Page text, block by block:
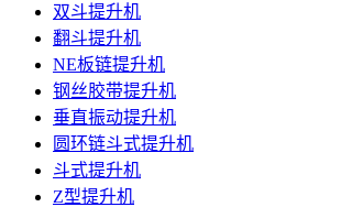
双斗提升机
翻斗提升机
NE板链提升机
钢丝胶带提升机
垂直振动提升机
圆环链斗式提升机
斗式提升机
Z型提升机